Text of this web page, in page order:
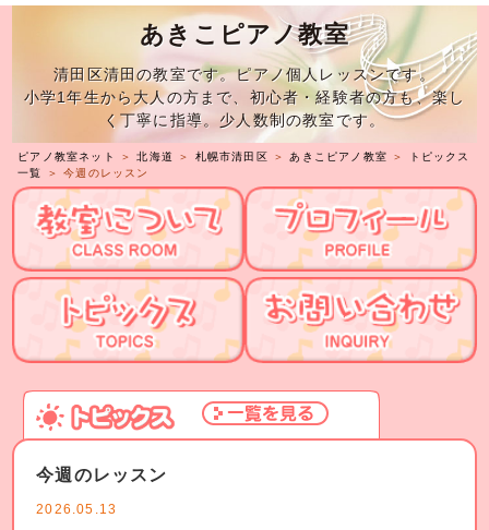
あきこピアノ教室
清田区清田の教室です。ピアノ個人レッスンです。
小学1年生から大人の方まで、初心者・経験者の方も、楽し
く丁寧に指導。少人数制の教室です。
ピアノ教室ネット ＞北海道 ＞ 札幌市清田区 ＞ あきこピアノ教室 ＞
トピックス
一覧
＞ 今週のレッスン
今週のレッスン
2026.05.13